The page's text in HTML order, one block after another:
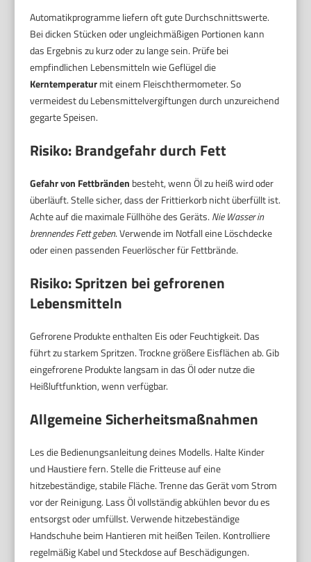
Automatikprogramme liefern oft gute Durchschnittswerte.
Bei dicken Stücken oder ungleichmäßigen Portionen kann
das Ergebnis zu kurz oder zu lange sein. Prüfe bei
empfindlichen Lebensmitteln wie Geflügel die
Kerntemperaturmit einem Fleischthermometer. So
vermeidest du Lebensmittelvergiftungen durch unzureichend
gegarte Speisen.
Risiko: Brandgefahr durch Fett
Gefahr von Fettbränden besteht, wenn Öl zu heiß wird oder
überläuft. Stelle sicher, dass der Frittierkorb nicht überfüllt ist.
Achte auf die maximale Füllhöhe des Geräts. Nie Wasser in
brennendes Fett geben. Verwende im Notfall eine Löschdecke
oder einen passenden Feuerlöscher für Fettbrände.
Risiko: Spritzen bei gefrorenen
Lebensmitteln
Gefrorene Produkte enthalten Eis oder Feuchtigkeit. Das
führt zu starkem Spritzen. Trockne größere Eisflächen ab. Gib
eingefrorene Produkte langsam in das Öl oder nutze die
Heißluftfunktion, wenn verfügbar.
Allgemeine Sicherheitsmaßnahmen
Les die Bedienungsanleitung deines Modells. Halte Kinder
und Haustiere fern. Stelle die Fritteuse auf eine
hitzebeständige, stabile Fläche. Trenne das Gerät vom Strom
vor der Reinigung. Lass Öl vollständig abkühlen bevor du es
entsorgst oder umfüllst. Verwende hitzebeständige
Handschuhe beim Hantieren mit heißen Teilen. Kontrolliere
regelmäßig Kabel und Steckdose auf Beschädigungen.